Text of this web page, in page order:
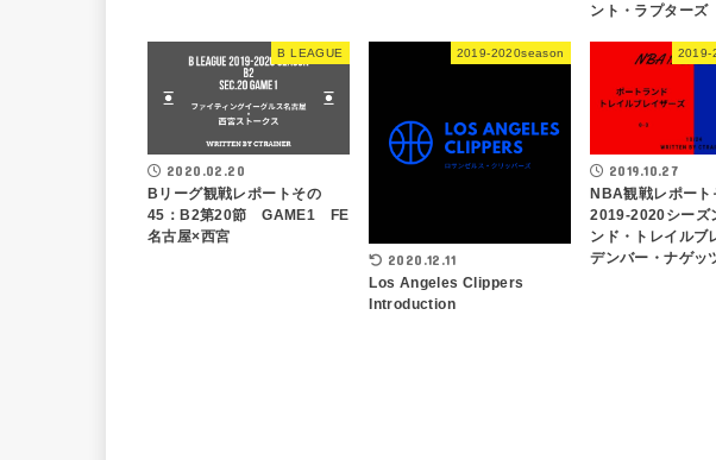
ント・ラプター
B LEAGUE
2020.02.20
Bリーグ観戦レポートその
45：B2第20節 GAME1 FE
名古屋×西宮
2019-2020season
2020.12.11
Los Angeles Clippers
Introduction
2019-
2019.10.27
NBA観戦レポート
2019-2020シーズ
ンド・トレイルブ
デンバー・ナゲッ